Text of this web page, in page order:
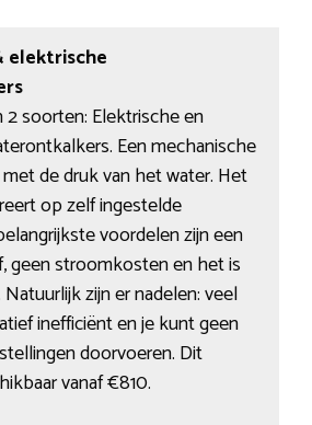
elektrische
2 soorten: Elektrische en
Een mechanische
de druk van het water. Het
op zelf ingestelde
voordelen zijn een
geen stroomkosten en het is
zijn er nadelen: veel
inefficiënt en je kunt geen
doorvoeren. Dit
vanaf €810.